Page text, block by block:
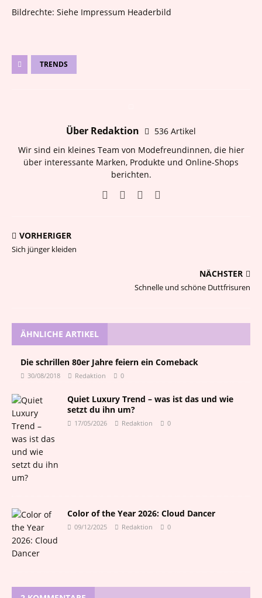
Bildrechte: Siehe Impressum Headerbild
TRENDS
Über Redaktion
536 Artikel
Wir sind ein kleines Team von Modefreundinnen, die hier
über interessante Marken, Produkte und Online-Shops
berichten.
VORHERIGER
Sich jünger kleiden
NÄCHSTER
Schnelle und schöne Duttfrisuren
ÄHNLICHE ARTIKEL
Die schrillen 80er Jahre feiern ein Comeback
30/08/2018 Redaktion 0
Quiet Luxury Trend – was ist das und wie
setzt du ihn um?
17/05/2026 Redaktion 0
Color of the Year 2026: Cloud Dancer
09/12/2025 Redaktion 0